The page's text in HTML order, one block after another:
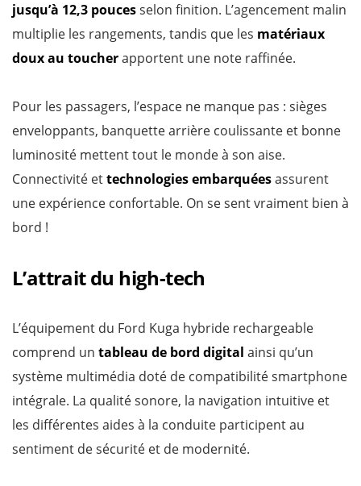
jusqu’à 12,3 poucesselon finition. L’agencement malin
multiplie les rangements, tandis que les matériaux
doux au toucherapportent une note raffinée.
Pour les passagers, l’espace ne manque pas : sièges
enveloppants, banquette arrière coulissante et bonne
luminosité mettent tout le monde à son aise.
Connectivité ettechnologies embarquéesassurent
une expérience confortable. On se sent vraiment bien à
bord !
L’attrait du high-tech
L’équipement du Ford Kuga hybride rechargeable
comprend un tableau de bord digital ainsi qu’un
système multimédia doté de compatibilité smartphone
intégrale. La qualité sonore, la navigation intuitive et
les différentes aides à la conduite participent au
sentiment de sécurité et de modernité.